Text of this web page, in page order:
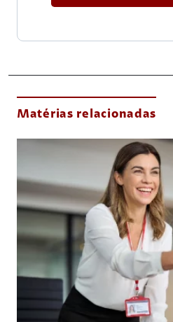
Matérias relacionadas